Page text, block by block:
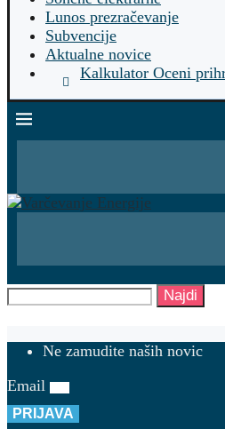
Lunos prezračevanje
Subvencije
Aktualne novice
Kalkulator Oceni
Najdi
Ne zamudite naših novic
Email
PRIJAVA